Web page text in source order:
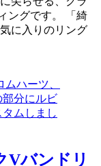
ングです。 「綺
に入りのリング
Vバンドリ